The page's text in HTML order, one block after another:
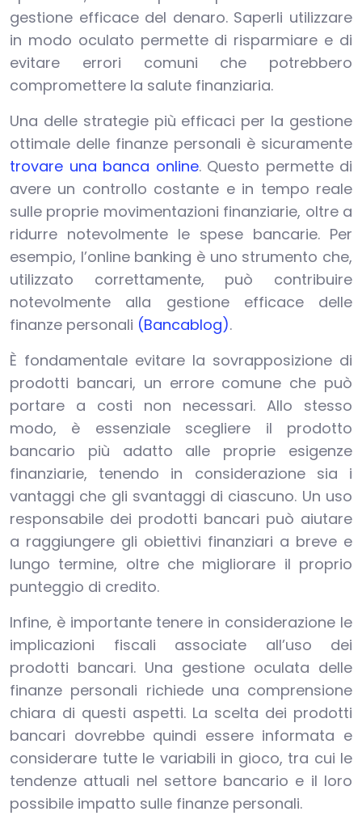
gestione efficace del denaro. Saperli utilizzare
in modo oculato permette di risparmiare e di
evitare errori comuni che potrebbero
compromettere la salute finanziaria.
Una delle strategie più efficaci per la gestione
ottimale delle finanze personali è sicuramente
trovare una banca online. Questo permette di
avere un controllo costante e in tempo reale
sulle proprie movimentazioni finanziarie, oltre a
ridurre notevolmente le spese bancarie. Per
esempio, l’online banking è uno strumento che,
utilizzato correttamente, può contribuire
notevolmente alla gestione efficace delle
finanze personali (Bancablog).
È fondamentale evitare la sovrapposizione di
prodotti bancari, un errore comune che può
portare a costi non necessari. Allo stesso
modo, è essenziale scegliere il prodotto
bancario più adatto alle proprie esigenze
finanziarie, tenendo in considerazione sia i
vantaggi che gli svantaggi di ciascuno. Un uso
responsabile dei prodotti bancari può aiutare
a raggiungere gli obiettivi finanziari a breve e
lungo termine, oltre che migliorare il proprio
punteggio di credito.
Infine, è importante tenere in considerazione le
implicazioni fiscali associate all’uso dei
prodotti bancari. Una gestione oculata delle
finanze personali richiede una comprensione
chiara di questi aspetti. La scelta dei prodotti
bancari dovrebbe quindi essere informata e
considerare tutte le variabili in gioco, tra cui le
tendenze attuali nel settore bancario e il loro
possibile impatto sulle finanze personali.